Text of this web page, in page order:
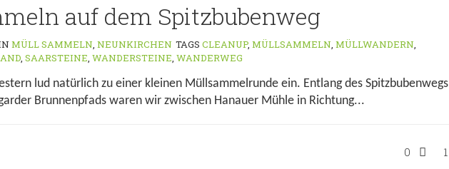
auf dem Spitzbubenweg
MÜLL SAMMELN, NEUNKIRCHEN TAGS CLEANUP, MÜLLSAMMELN, MÜLLWANDERN,
, SAARSTEINE, WANDERSTEINE, WANDERWEG
lud natürlich zu einer kleinen Müllsammelrunde ein. Entlang des Spitzbubenwegs
Brunnenpfads waren wir zwischen Hanauer Mühle in Richtung...
0 1